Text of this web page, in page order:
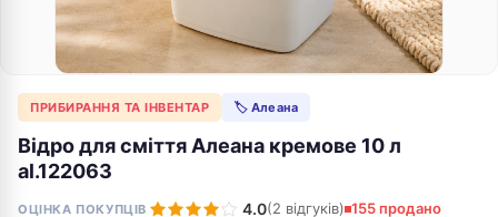
ПРИБИРАННЯ ТА ІНВЕНТАР 🏷 Алеана
Відро для сміття Алеана кремове 10 л
al.122063
ОЦІНКА ПОКУПЦІВ 4.0(2 відгуків) 155 продано